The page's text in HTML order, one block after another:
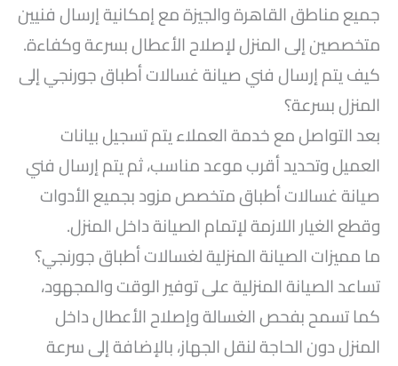
جميع مناطق القاهرة والجيزة مع إمكانية إرسال فنيين
متخصصين إلى المنزل لإصلاح الأعطال بسرعة وكفاءة.
كيف يتم إرسال فني صيانة غسالات أطباق جورنجي إلى
المنزل بسرعة؟
بعد التواصل مع خدمة العملاء يتم تسجيل بيانات
العميل وتحديد أقرب موعد مناسب، ثم يتم إرسال فني
صيانة غسالات أطباق متخصص مزود بجميع الأدوات
وقطع الغيار اللازمة لإتمام الصيانة داخل المنزل.
ما مميزات الصيانة المنزلية لغسالات أطباق جورنجي؟
تساعد الصيانة المنزلية على توفير الوقت والمجهود،
كما تسمح بفحص الغسالة وإصلاح الأعطال داخل
المنزل دون الحاجة لنقل الجهاز، بالإضافة إلى سرعة